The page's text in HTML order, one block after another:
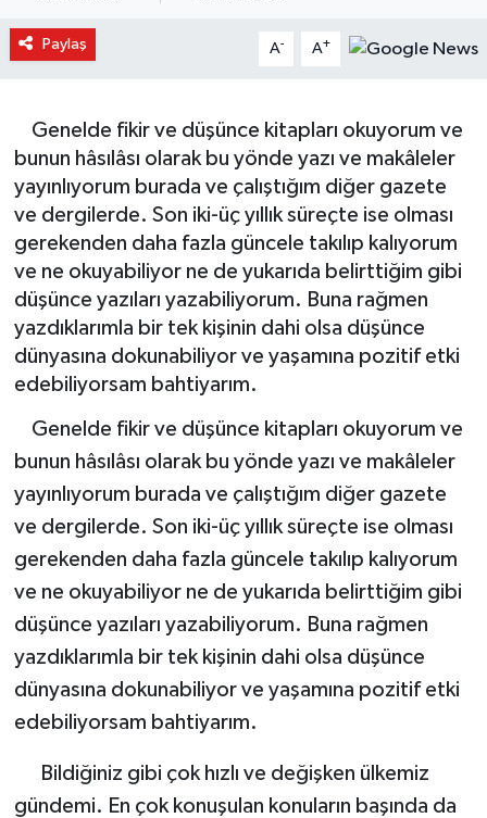
Paylaş A- A+
Genelde fikir ve düşünce kitapları okuyorum ve
bunun hâsılâsı olarak bu yönde yazı ve makâleler
yayınlıyorum burada ve çalıştığım diğer gazete
ve dergilerde. Son iki-üç yıllık süreçte ise olması
gerekenden daha fazla güncele takılıp kalıyorum
ve ne okuyabiliyor ne de yukarıda belirttiğim gibi
düşünce yazıları yazabiliyorum. Buna rağmen
yazdıklarımla bir tek kişinin dahi olsa düşünce
dünyasına dokunabiliyor ve yaşamına pozitif etki
edebiliyorsam bahtiyarım.
Genelde fikir ve düşünce kitapları okuyorum ve
bunun hâsılâsı olarak bu yönde yazı ve makâleler
yayınlıyorum burada ve çalıştığım diğer gazete
ve dergilerde. Son iki-üç yıllık süreçte ise olması
gerekenden daha fazla güncele takılıp kalıyorum
ve ne okuyabiliyor ne de yukarıda belirttiğim gibi
düşünce yazıları yazabiliyorum. Buna rağmen
yazdıklarımla bir tek kişinin dahi olsa düşünce
dünyasına dokunabiliyor ve yaşamına pozitif etki
edebiliyorsam bahtiyarım.
Bildiğiniz gibi çok hızlı ve değişken ülkemiz
gündemi. En çok konuşulan konuların başında da